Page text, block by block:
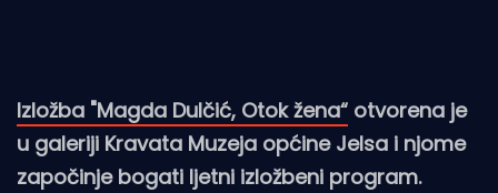
Izložba "Magda Dulčić, Otok žena“ otvorena je
u galeriji Kravata Muzeja općine Jelsa i njome
započinje bogati ljetni izložbeni program.